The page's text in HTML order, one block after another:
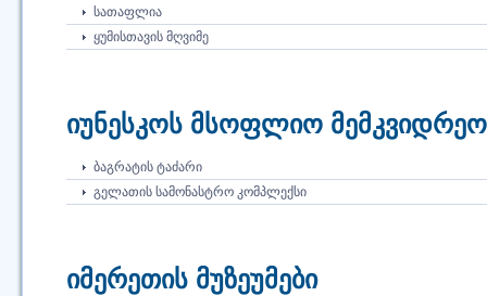
ᲡᲐᲗᲐᲤᲚᲘᲐ
ᲧᲣᲛᲘᲡᲗᲐᲕᲘᲡ ᲛᲦᲕᲘᲛᲔ
იუნესკოს მსოფლიო
ᲑᲐᲒᲠᲐᲢᲘᲡ ᲢᲐᲫᲐᲠᲘ
ᲒᲔᲚᲐᲗᲘᲡ ᲡᲐᲛᲝᲜᲐᲡᲢᲠᲝ ᲙᲝᲛᲞᲚᲔᲥᲡᲘ
იმერეთის მუზეუმები